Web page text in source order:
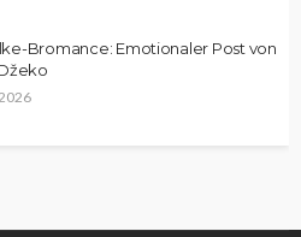
Bromance: Emotionaler Post von